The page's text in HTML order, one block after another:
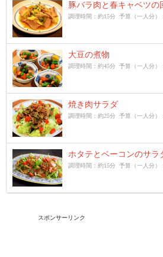
豚バラ肉と春キャベツの
調理時間：約15分 予算（一人分）
大豆の煮物
調理時間：約45分 予算（一人分）
焼き肉サラダ
調理時間：約25分 予算（一人分）
ホタテとベーコンのサラ
調理時間：約15分 予算（一人分）
スポンサーリンク